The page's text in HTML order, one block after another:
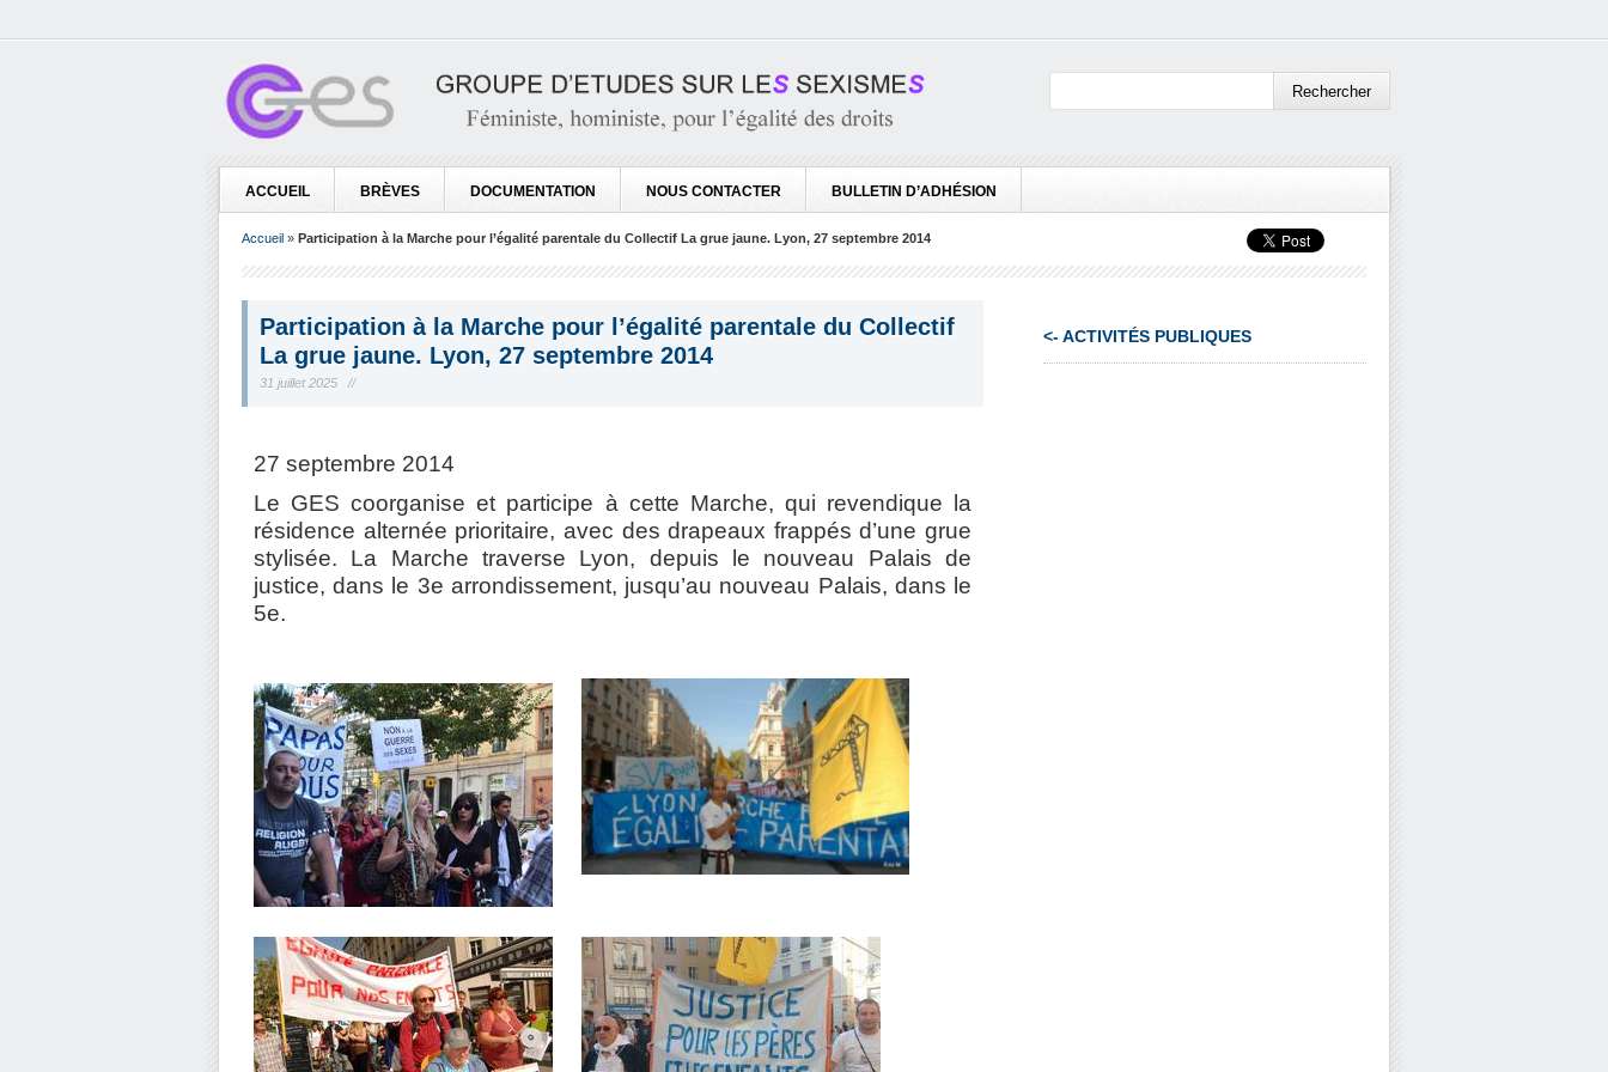
ACCUEIL BRÈVES DOCUMENTATION NOUS CONTACTER BULLETIN D’ADHÉSION
Accueil » Participation à la Marche pour l’égalité parentale du Collectif La grue jaune. Lyon, 27 septembre 2014
Participation à la Marche pour l’égalité parentale du Collectif
La grue jaune. Lyon, 27 septembre 2014
31 juillet 2025 //
27 septembre 2014
Le GES coorganise et participe à cette Marche, qui revendique la
résidence alternée prioritaire, avec des drapeaux frappés d’une grue
stylisée. La Marche traverse Lyon, depuis le nouveau Palais de
justice, dans le 3e arrondissement, jusqu’au nouveau Palais, dans le
5e.
<- ACTIVITÉS PUBLIQUES